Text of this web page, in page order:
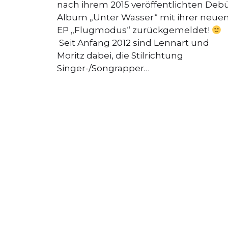
nach ihrem 2015 veröffentlichten
Album „Unter Wasser“ mit ihrer
EP „Flugmodus“ zurückgemeldet!
Seit Anfang 2012 sind Lennart und
Moritz dabei, die Stilrichtung
Singer-/Songrapper…